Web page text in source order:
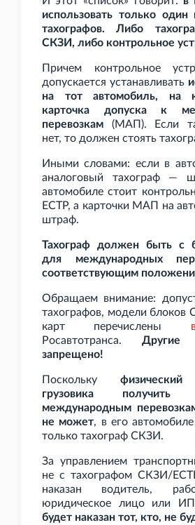
использовать только один
тахографов. Либо
СКЗИ, либо контрольное
Причем контрольное
допускается устанавливать
на тот автомобиль, на
карточка допуска к
перевозкам (МАП). Если
нет, то должен стоять
Иными словами: если в
аналоговый тахограф —
автомобиле стоит
ЕСТР, а карточки МАП на
штраф.
Тахограф должен быть с
для международных
соответствующим
Обращаем внимание:
тахографов, модели блоков
карт перечислены
Росавтотранса. Другие
запрещено!
Поскольку физический
грузовика
международным
не может, в его
только тахограф СКЗИ.
За управлением
не с тахографом СКЗИ/
наказан водитель,
юридическое лицо или
будет наказан тот, кто, не